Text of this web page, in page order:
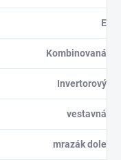
E
Kombinovaná
Invertorový
vestavná
mrazák dole